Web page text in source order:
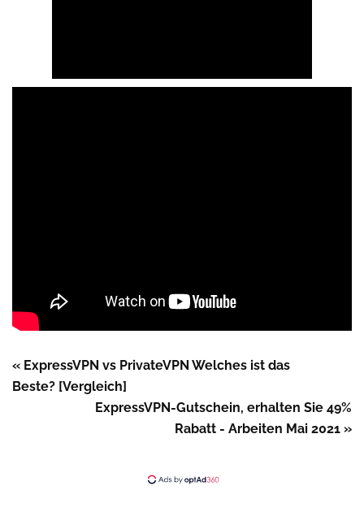
« ExpressVPN vs PrivateVPN Welches ist das
Beste? [Vergleich]
ExpressVPN-Gutschein, erhalten Sie 49%
Rabatt - Arbeiten Mai 2021 »